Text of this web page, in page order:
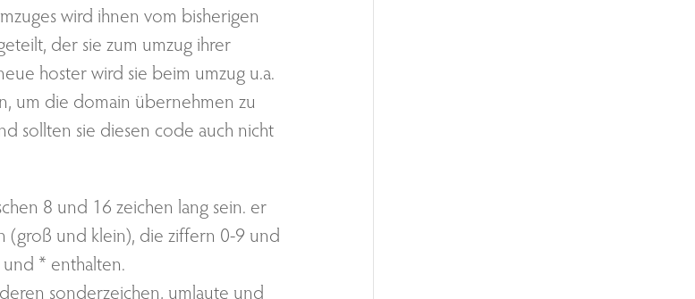
wird ihnen vom bisherigen
der sie zum umzug ihrer
hoster wird sie beim umzug u.a.
um die domain übernehmen zu
sollten sie diesen code auch nicht
8 und 16 zeichen lang sein. er
(groß und klein), die ziffern 0-9 und
und * enthalten.
sonderzeichen, umlaute und